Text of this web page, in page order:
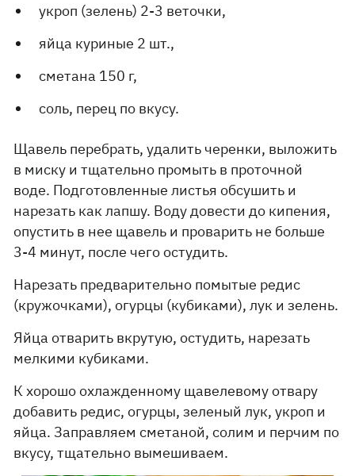
укроп (зелень) 2-3 веточки,
яйца куриные 2 шт.,
сметана 150 г,
соль, перец по вкусу.
Щавель перебрать, удалить черенки, выложить
в миску и тщательно промыть в проточной
воде. Подготовленные листья обсушить и
нарезать как лапшу. Воду довести до кипения,
опустить в нее щавель и проварить не больше
3-4 минут, после чего остудить.
Нарезать предварительно помытые редис
(кружочками), огурцы (кубиками), лук и зелень.
Яйца отварить вкрутую, остудить, нарезать
мелкими кубиками.
К хорошо охлажденному щавелевому отвару
добавить редис, огурцы, зеленый лук, укроп и
яйца. Заправляем сметаной, солим и перчим по
вкусу, тщательно вымешиваем.